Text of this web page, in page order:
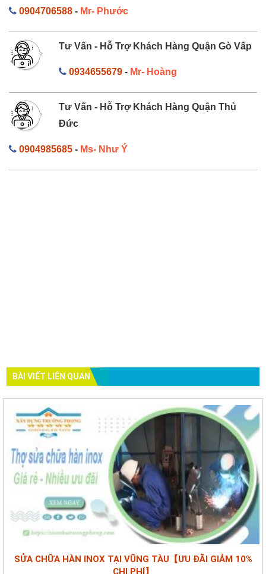
0904706588 - Mr- Phước
Tư Vấn - Hỗ Trợ Khách Hàng Quận Gò Vấp
0934655679- Mr- Hoàng
Tư Vấn - Hỗ Trợ Khách Hàng Quận Thủ
Đức
0904985685 - Ms- Như Ý
BÀI VIẾT LIÊN QUAN
SỬA CHỮA HÀN INOX TẠI VŨNG TÀU【ƯU ĐÃI GIẢM 10%
CHI PHÍ】